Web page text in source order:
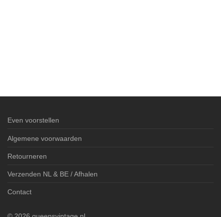
Even voorstellen
Algemene voorwaarden
Retourneren
Verzenden NL & BE / Afhalen
Contact